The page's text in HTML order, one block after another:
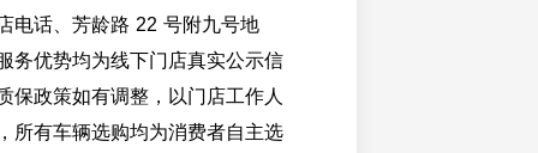
电话、芳龄路 22 号附九号地
务优势均为线下门店真实公示信
保政策如有调整，以门店工作人
所有车辆选购均为消费者自主选